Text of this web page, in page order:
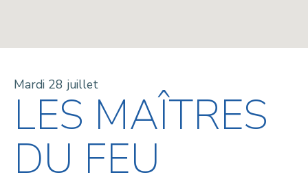
Mardi 28 juillet
LES MAÎTRES
DU FEU